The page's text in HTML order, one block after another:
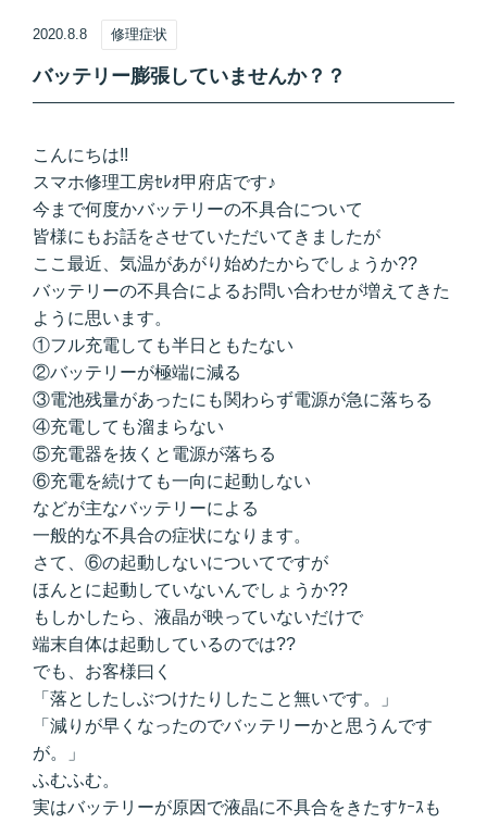
2020.8.8 修理症状
バッテリー膨張していませんか？？
こんにちは!!
スマホ修理工房ｾﾚｵ甲府店です♪
今まで何度かバッテリーの不具合について
皆様にもお話をさせていただいてきましたが
ここ最近、気温があがり始めたからでしょうか??
バッテリーの不具合によるお問い合わせが増えてきた
ように思います。
①フル充電しても半日ともたない
②バッテリーが極端に減る
③電池残量があったにも関わらず電源が急に落ちる
④充電しても溜まらない
⑤充電器を抜くと電源が落ちる
⑥充電を続けても一向に起動しない
などが主なバッテリーによる
一般的な不具合の症状になります。
さて、⑥の起動しないについてですが
ほんとに起動していないんでしょうか??
もしかしたら、液晶が映っていないだけで
端末自体は起動しているのでは??
でも、お客様曰く
「落としたしぶつけたりしたこと無いです。」
「減りが早くなったのでバッテリーかと思うんです
が。」
ふむふむ。
実はバッテリーが原因で液晶に不具合をきたすｹｰｽも